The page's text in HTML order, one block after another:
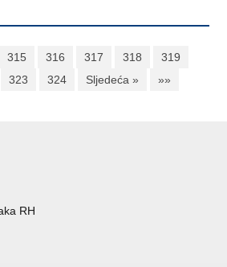
315 316 317 318
319
323 324 Sljedeća » »»
RH